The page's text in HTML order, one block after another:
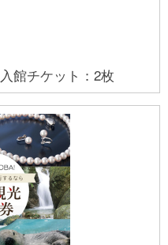
館チケット：2枚